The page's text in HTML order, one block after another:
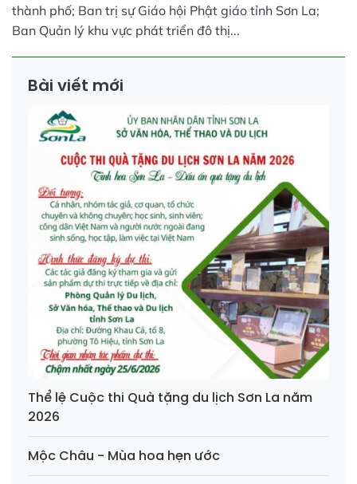
thành phố; Ban trị sự Giáo hội Phật giáo tỉnh Sơn La;
Ban Quản lý khu vực phát triển đô thị...
Bài viết mới
Thể lệ Cuộc thi Quà tặng du lịch Sơn La năm
2026
Mộc Châu - Mùa hoa hẹn ước